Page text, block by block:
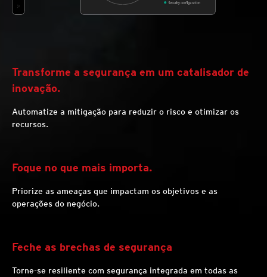
Transforme a segurança em um catalisador de
inovação.
Automatize a mitigação para reduzir o risco e otimizar os
recursos.
Foque no que mais importa.
Priorize as ameaças que impactam os objetivos e as
operações do negócio.
Feche as brechas de segurança
Torne-se resiliente com segurança integrada em todas as